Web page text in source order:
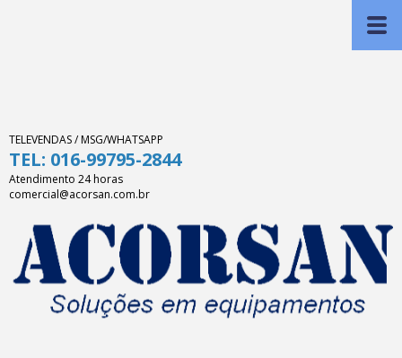
TELEVENDAS / MSG/WHATSAPP
TEL: 016-99795-2844
Atendimento 24 horas
comercial@acorsan.com.br